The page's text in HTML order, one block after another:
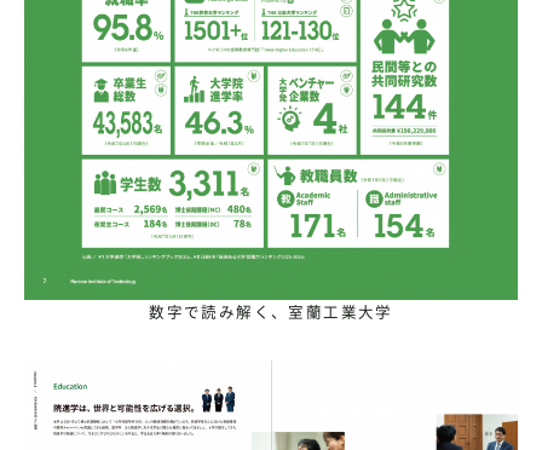
数字で読み解く、室蘭工業大学